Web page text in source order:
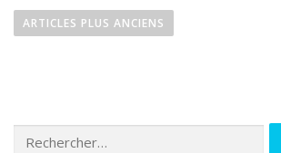
aARTICLES PLUS ANCIENS